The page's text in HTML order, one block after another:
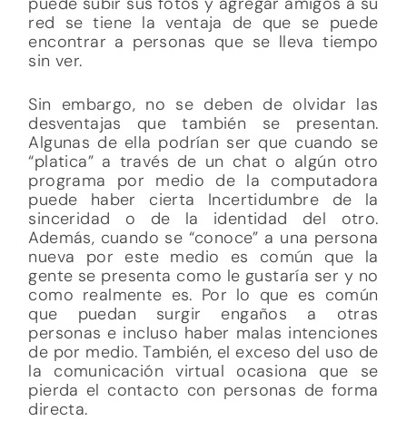
red se tiene la ventaja de que se puede
encontrar a personas que se lleva tiempo
sin ver.
Sin embargo, no se deben de olvidar las
desventajas que también se presentan.
Algunas de ella podrían ser que cuando se
“platica” a través de un chat o algún otro
programa por medio de la computadora
puede haber cierta Incertidumbre de la
sinceridad o de la identidad del otro.
Además, cuando se “conoce” a una persona
nueva por este medio es común que la
gente se presenta como le gustaría ser y no
como realmente es. Por lo que es común
que puedan surgir engaños a otras
personas e incluso haber malas intenciones
de por medio. También, el exceso del uso de
la comunicación virtual ocasiona que se
pierda el contacto con personas de forma
directa.